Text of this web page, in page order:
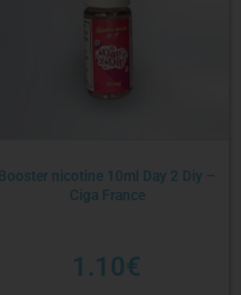
Booster nicotine 10ml Day 2 Diy –
Ciga France
1.10€